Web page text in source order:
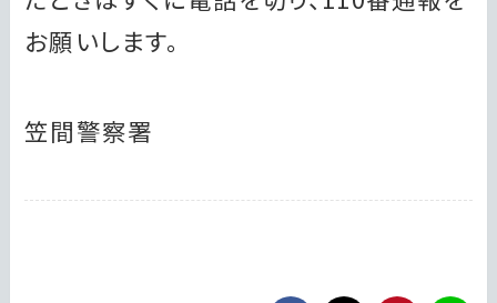
お願いします。
笠間警察署